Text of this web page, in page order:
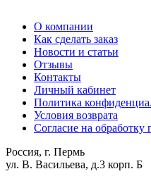
О компании
Как сделать заказ
Новости и статьи
Отзывы
Контакты
Личный кабинет
Политика
Условия возврата
Согласие на
Россия, г. Пермь
ул. В. Васильева, д.3 корп. Б